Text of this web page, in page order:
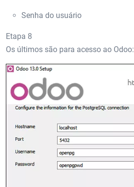
Senha do usuário
Etapa 8
Os últimos são para acesso ao Odoo: